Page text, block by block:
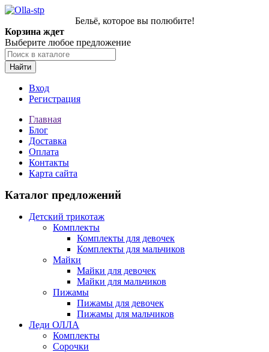
Бельё, которое вы полюбите!
Корзина ждет
Выберите любое предложение
Найти
Вход
Регистрация
Главная
Блог
Доставка
Оплата
Контакты
Карта сайта
Каталог предложений
Детский трикотаж
Комплекты
Комплекты для девочек
Комплекты для мальчиков
Майки
Майки для девочек
Майки для мальчиков
Пижамы
Пижамы для девочек
Пижамы для мальчиков
Леди ОЛЛА
Комплекты
Сорочки